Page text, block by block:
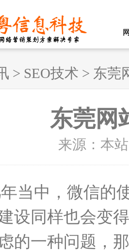
> SEO技术 > 东莞
东莞网
来源：本
当中，微信的
设同样也会变
的一种问题，